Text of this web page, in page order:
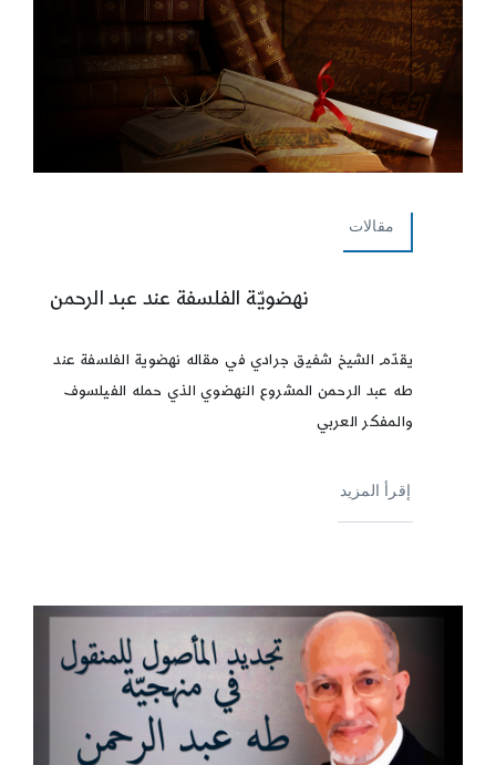
مقالات
نهضويّة الفلسفة عند عبد الرحمن
يقدّم الشيخ شفيق جرادي في مقاله نهضوية الفلسفة عند
طه عبد الرحمن المشروع النهضوي الذي حمله الفيلسوف
والمفكر العربي
إقرأ المزيد